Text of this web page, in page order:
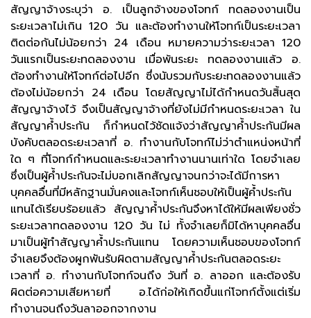
สัญญาจ้างระบุว่า อ. เป็นลูกจ้างของโจทก์ ทดลองงานเป็น
ระยะเวลาไม่เกิน 120 วัน และต้องทำงานให้โจทก์เป็นระยะเวลา
ติดต่อกันไม่น้อยกว่า 24 เดือน หมายความว่าระยะเวลา 120
วันแรกเป็นระยะทดลองงาน เมื่อพ้นระยะ ทดลองงานแล้ว อ.
ต้องทำงานให้โจทก์ต่อไปอีก ซึ่งนับรวมกับระยะทดลองงานแล้ว
ต้องไม่น้อยกว่า 24 เดือน โดยสัญญาไม่ได้กำหนดวันสิ้นสุด
สัญญาจ้างไว้ จึงเป็นสัญญาจ้างที่ยังไม่มีกำหนดระยะเวลา ใน
สัญญาค้ำประกัน ก็กำหนดไว้ชัดแจ้งว่าสัญญาค้ำประกันมีผล
บังคับตลอดระยะเวลาที่ อ. ทำงานกับโจทก์ไม่ว่าตำแหน่งหน้าที่
ใด ๆ ที่โจทก์กำหนดและระยะเวลาทำงานนานเท่าใด โดยจำเลย
ซึ่งเป็นผู้ค้ำประกันจะไม่บอกเลิกสัญญาจนกว่าจะได้มีการหา
บุคคลอื่นที่มีหลักฐานมั่นคงและโจทก์เห็นชอบให้เป็นผู้ค้ำประกัน
แทนได้เรียบร้อยแล้ว สัญญาค้ำประกันจึงหาได้ให้มีผลเพียงชั่ว
ระยะเวลาทดลองงาน 120 วัน ไม่ ทั้งจำเลยก็มิได้หาบุคคลอื่น
มาเป็นผู้ทำสัญญาค้ำประกันแทน โดยความเห็นชอบของโจทก์
จำเลยจึงต้องผูกพันรับผิดตามสัญญาค้ำประกันตลอดระยะ
เวลาที่ อ. ทำงานกับโจทก์จนถึง วันที่ อ. ลาออก และต้องรับ
ผิดต่อความเสียหายที่ อ.ได้ก่อให้เกิดขึ้นแก่โจทก์ตั้งแต่เริ่ม
ทำงานจนถึงวันลาออกจากงาน